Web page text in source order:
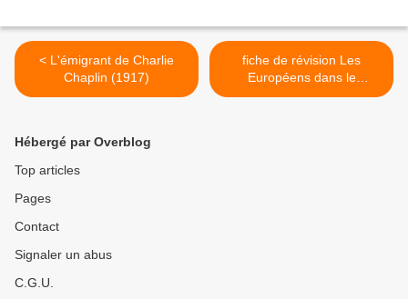
< L'émigrant de Charlie
Chaplin (1917)
fiche de révision Les
Européens dans le
peuplement de la terre >
Hébergé par Overblog
Top articles
Pages
Contact
Signaler un abus
C.G.U.